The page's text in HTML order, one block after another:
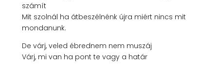
számít
Mit szolnál ha átbeszélnénk újra miért nincs mit
mondanunk.
De várj, veled ébrednem nem muszáj
Várj, mi van ha pont te vagy a határ